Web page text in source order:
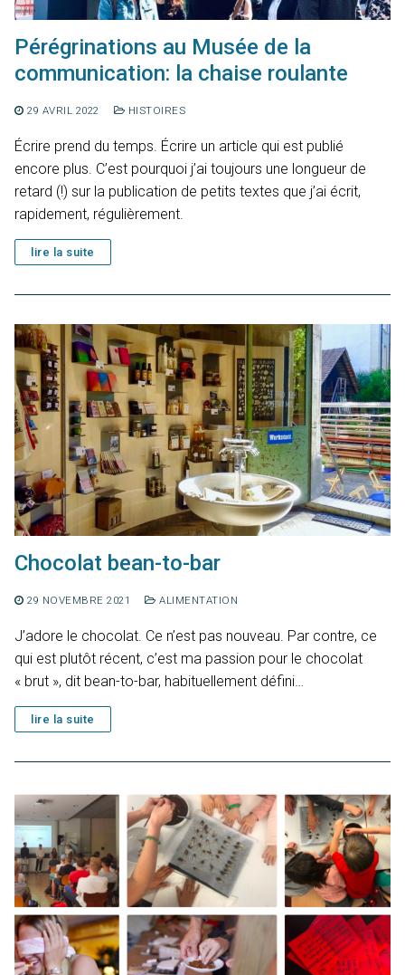
Pérégrinations au Musée de la
communication: la chaise roulante
29 AVRIL 2022 HISTOIRES
Écrire prend du temps. Écrire un article qui est publié
encore plus. C’est pourquoi j’ai toujours une longueur de
retard (!) sur la publication de petits textes que j’ai écrit,
rapidement, régulièrement.
lire la suite
Chocolat bean-to-bar
29 NOVEMBRE 2021 ALIMENTATION
J’adore le chocolat. Ce n’est pas nouveau. Par contre, ce
qui est plutôt récent, c’est ma passion pour le chocolat
« brut », dit bean-to-bar, habituellement défini…
lire la suite